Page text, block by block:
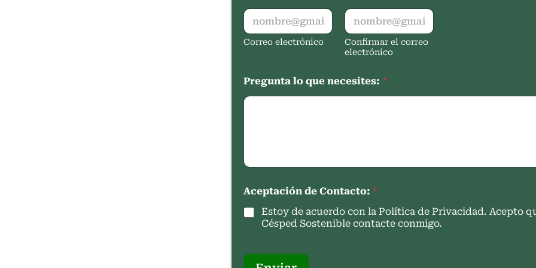
Correo electrónico
Confirmar el correo
electrónico
Pregunta lo que necesites: *
Aceptación de Contacto: *
Estoy de acuerdo con la Política de Privacidad. Acepto
Césped Sostenible contacte conmigo.